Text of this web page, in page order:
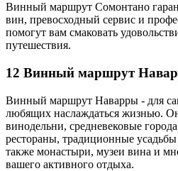
Винный маршрут Сомонтано
вин, превосходный сервис и
помогут вам смаковать
путешествия.
12 Винный маршрут
Винный маршрут Наварры - для
любящих наслаждаться жизнью.
винодельни, средневековые
рестораны, традиционные
также монастыри, музеи вина и
вашего активного отдыха.